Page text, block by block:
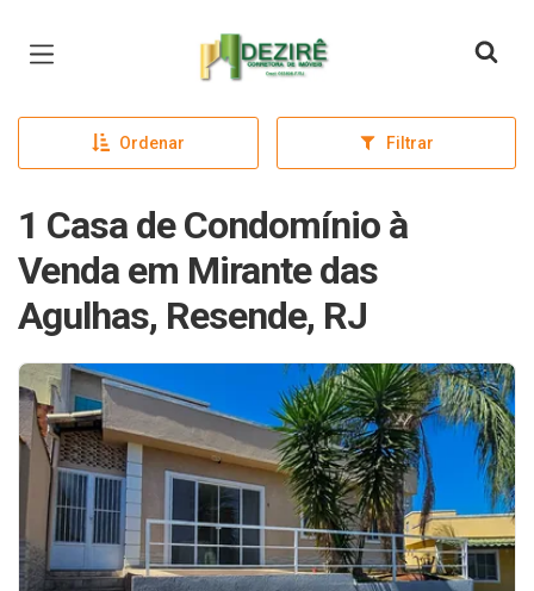
Página inicial
Ordenar Filtrar
1 Casa de Condomínio à
Venda em Mirante das
Agulhas, Resende, RJ